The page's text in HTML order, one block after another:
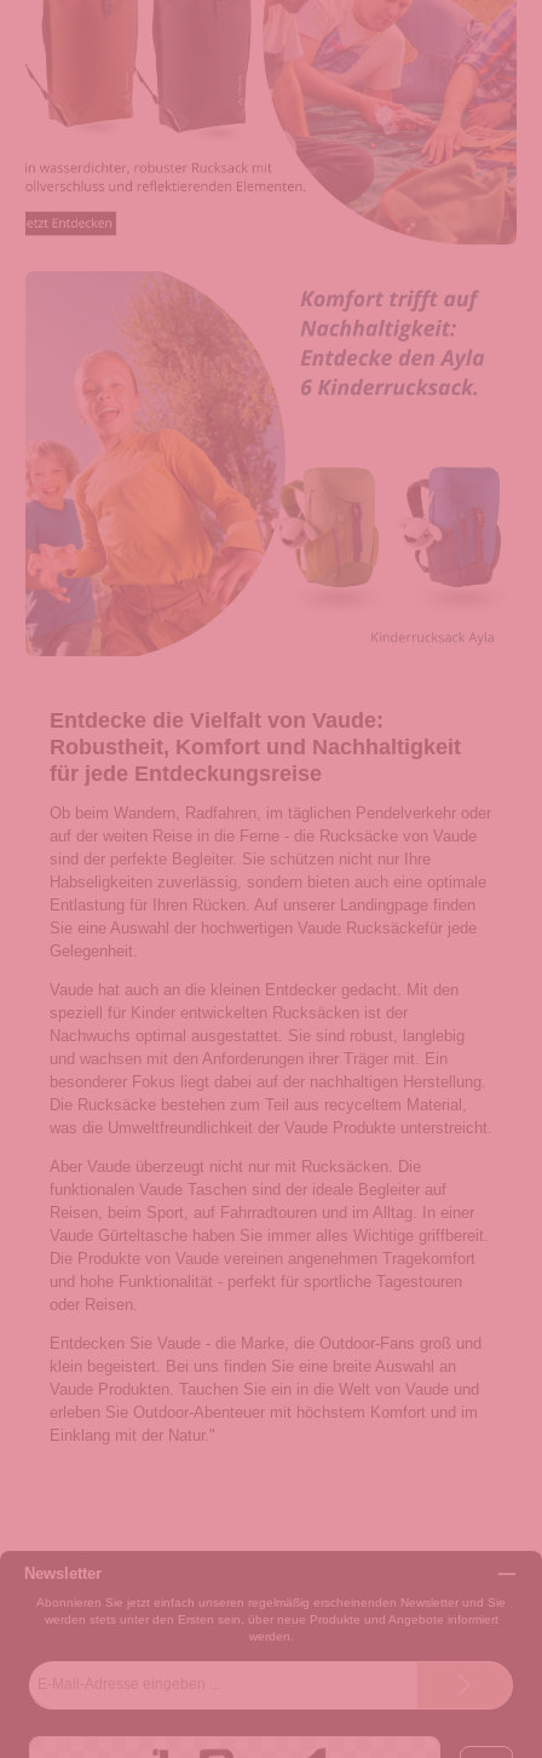
Entdecke die Vielfalt von Vaude:
Robustheit, Komfort und Nachhaltigkeit
für jede Entdeckungsreise
Ob beim Wandern, Radfahren, im täglichen Pendelverkehr oder
auf der weiten Reise in die Ferne - die Rucksäcke von Vaude
sind der perfekte Begleiter. Sie schützen nicht nur Ihre
Habseligkeiten zuverlässig, sondern bieten auch eine optimale
Entlastung für Ihren Rücken. Auf unserer Landingpage finden
Sie eine Auswahl der hochwertigen Vaude Rucksäckefür jede
Gelegenheit.
Vaude hat auch an die kleinen Entdecker gedacht. Mit den
speziell für Kinder entwickelten Rucksäcken ist der
Nachwuchs optimal ausgestattet. Sie sind robust, langlebig
und wachsen mit den Anforderungen ihrer Träger mit. Ein
besonderer Fokus liegt dabei auf der nachhaltigen Herstellung.
Die Rucksäcke bestehen zum Teil aus recyceltem Material,
was die Umweltfreundlichkeit der Vaude Produkte unterstreicht.
Aber Vaude überzeugt nicht nur mit Rucksäcken. Die
funktionalen Vaude Taschen sind der ideale Begleiter auf
Reisen, beim Sport, auf Fahrradtouren und im Alltag. In einer
Vaude Gürteltasche haben Sie immer alles Wichtige griffbereit.
Die Produkte von Vaude vereinen angenehmen Tragekomfort
und hohe Funktionalität - perfekt für sportliche Tagestouren
oder Reisen.
Entdecken Sie Vaude - die Marke, die Outdoor-Fans groß und
klein begeistert. Bei uns finden Sie eine breite Auswahl an
Vaude Produkten. Tauchen Sie ein in die Welt von Vaude und
erleben Sie Outdoor-Abenteuer mit höchstem Komfort und im
Einklang mit der Natur."
Newsletter
Abonnieren Sie jetzt einfach unseren regelmäßig erscheinenden Newsletter und Sie
werden stets unter den Ersten sein, über neue Produkte und Angebote informiert
werden.